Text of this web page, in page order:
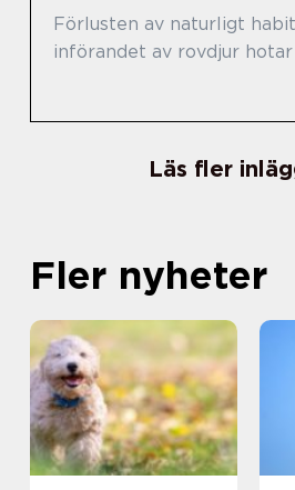
Förlusten av naturligt
införandet av rovdjur
Läs fler
Fler nyheter